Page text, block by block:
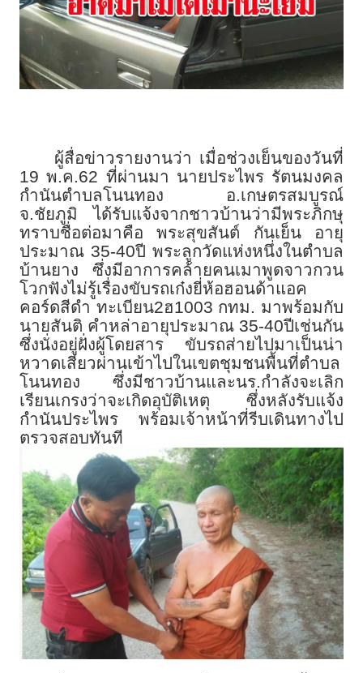
ผู้สื่อข่าวรายงานว่า เมื่อช่วงเย็นของวันที่
19 พ.ค.62 ที่ผ่านมา นายประไพร รัตนมงคล
กำนันตำบลโนนทอง อ.เกษตรสมบูรณ์
จ.ชัยภูมิ ได้รับแจ้งจากชาวบ้านว่ามีพระภิกษุ
ทราบชื่อต่อมาคือ พระสุขสันต์ กันเย็น อายุ
ประมาณ 35-40ปี พระลูกวัดแห่งหนึ่งในตำบล
บ้านยาง ซึ่งมีอาการคล้ายคนเมาพูดจาวกวน
โวกฟังไม่รู้เรื่องขับรถเก๋งยี่ห้อฮอนด้าแอค
คอร์ดสีดำ ทะเบียน2ฮ1003 กทม. มาพร้อมกับ
นายสันติ คำหล่าอายุประมาณ 35-40ปีเช่นกัน
ซึ่งนั่งอยู่ฝั่งผู้โดยสาร ขับรถส่ายไปมาเป็นน่า
หวาดเสียวผ่านเข้าไปในเขตชุมชนพื้นที่ตำบล
โนนทอง ซึ่งมีชาวบ้านและนร.กำลังจะเลิก
เรียนเกรงว่าจะเกิดอุบัติเหตุ ซึ่งหลังรับแจ้ง
กำนันประไพร พร้อมเจ้าหน้าที่รีบเดินทางไป
ตรวจสอบทันที